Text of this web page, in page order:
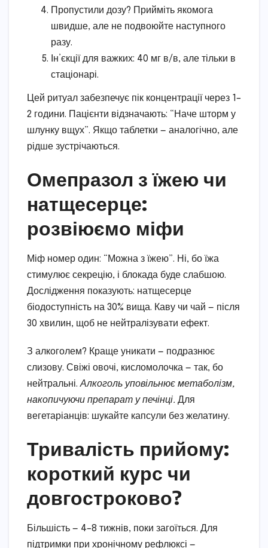
Пропустили дозу? Прийміть якомога
швидше, але не подвоюйте наступного
разу.
Ін’єкції для важких: 40 мг в/в, але тільки в
стаціонарі.
Цей ритуал забезпечує пік концентрації через 1–
2 години. Пацієнти відзначають: “Наче шторм у
шлунку вщух”. Якщо таблетки — аналогічно, але
рідше зустрічаються.
Омепразол з їжею чи
натщесерце:
розвіюємо міфи
Міф номер один: “Можна з їжею”. Ні, бо їжа
стимулює секрецію, і блокада буде слабшою.
Дослідження показують: натщесерце
біодоступність на 30% вища. Каву чи чай — після
30 хвилин, щоб не нейтралізувати ефект.
З алкоголем? Краще уникати — подразнює
слизову. Свіжі овочі, кисломолочка — так, бо
нейтральні.Алкоголь уповільнює метаболізм,
накопичуючи препарат у печінці. Для
вегетаріанців: шукайте капсули без желатину.
Тривалість прийому:
короткий курс чи
довгостроково?
Більшість — 4–8 тижнів, поки загоїться. Для
підтримки при хронічному рефлюксі —